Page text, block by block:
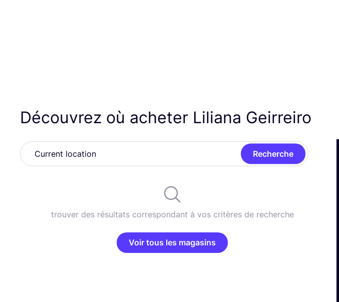
Découvrez où acheter Liliana Geirreiro
Recherche
trouver des résultats correspondant à vos critères de recherche
Voir tous les magasins